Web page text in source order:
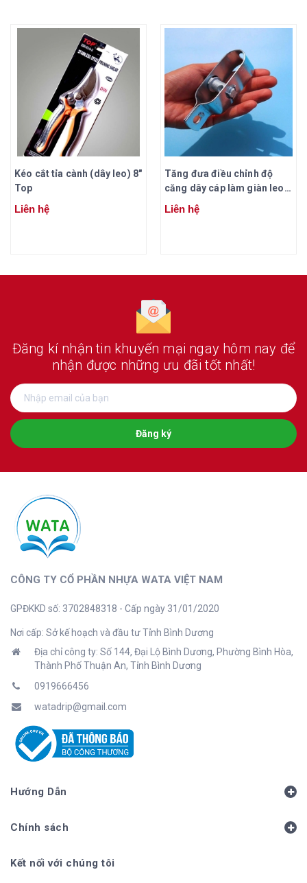
Kéo cắt tỉa cành (dây leo) 8"
Top
Liên hệ
Tăng đưa điều chỉnh độ
căng dây cáp làm giàn leo (
mạ kẽm)
Liên hệ
Đăng kí nhận tin khuyến mại ngay hôm nay để
nhận được những ưu đãi tốt nhất!
Đăng ký
CÔNG TY CỔ PHẦN NHỰA WATA VIỆT NAM
GPĐKKD số: 3702848318 - Cấp ngày 31/01/2020
Nơi cấp: Sở kế hoạch và đầu tư Tỉnh Bình Dương
Địa chỉ công ty: Số 144, Đại Lộ Bình Dương, Phường Bình Hòa,
Thành Phố Thuận An, Tỉnh Bình Dương
0919666456
watadrip@gmail.com
Hướng Dẫn
Chính sách
Kết nối với chúng tôi